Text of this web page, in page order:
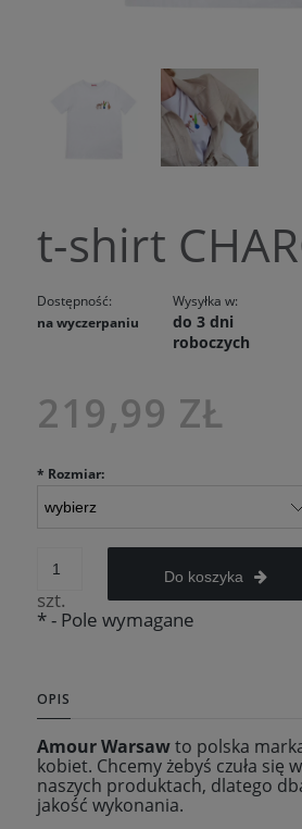
t-shirt
Dostępność:
na wyczerpaniu
Wysyłka w:
do 3 dni
roboczych
Cena nie zawiera ewentualnych
219,99 ZŁ
* Rozmiar:
szt.
Do koszyka
*- Pole wymagane
OPIS
Amour Warsawto polska
kobiet. Chcemy żebyś czuła się
naszych produktach, dlatego
jakość wykonania.